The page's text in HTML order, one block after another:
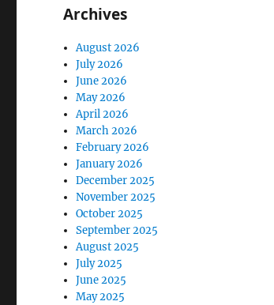
Archives
August 2026
July 2026
June 2026
May 2026
April 2026
March 2026
February 2026
January 2026
December 2025
November 2025
October 2025
September 2025
August 2025
July 2025
June 2025
May 2025